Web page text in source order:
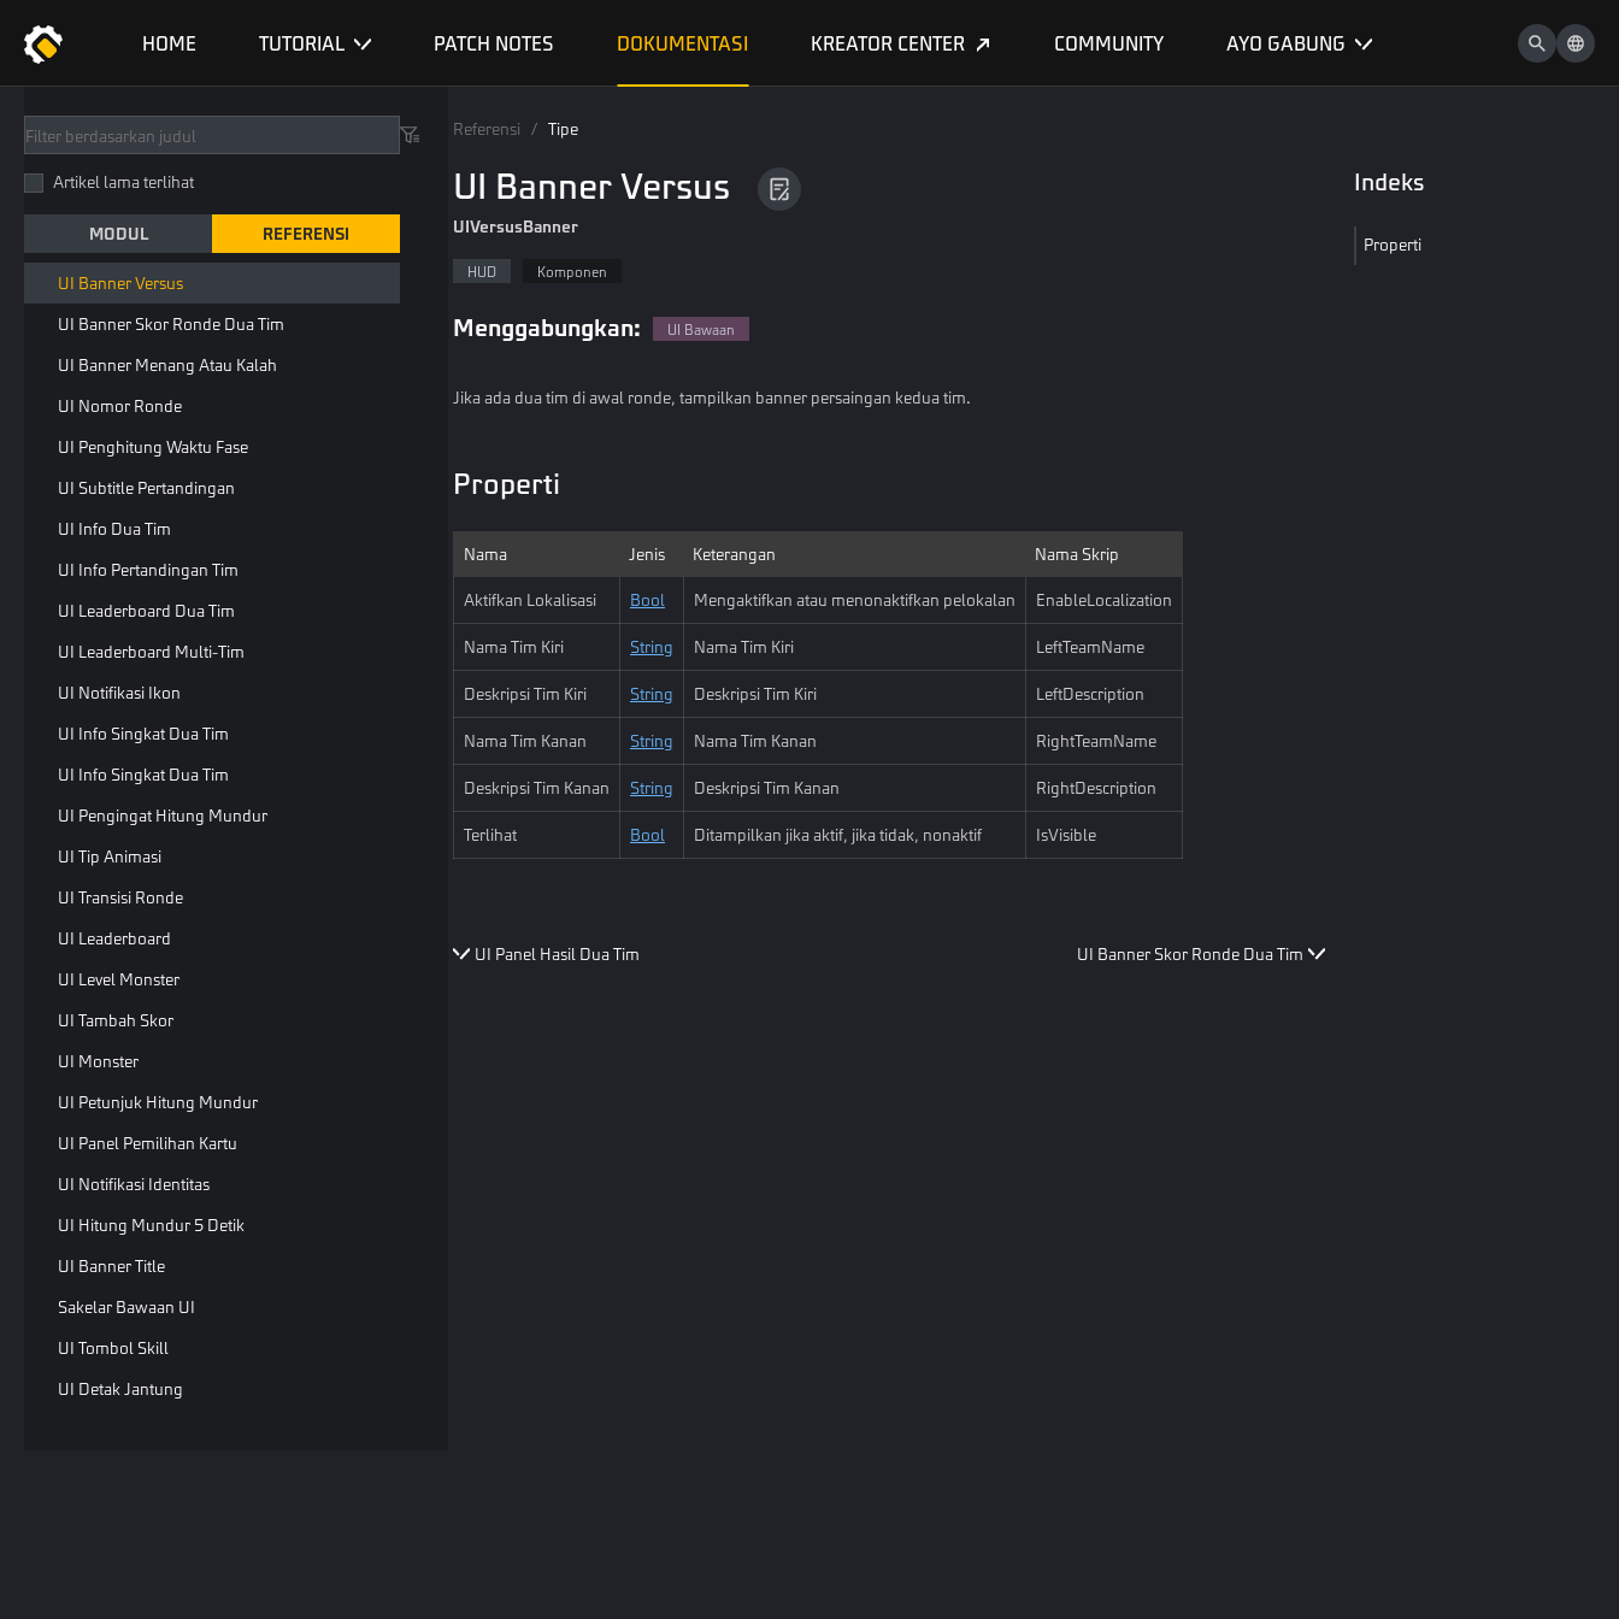
HOME TUTORIAL PATCH NOTES DOKUMENTASI KREATOR CENTER COMMUNITY AYO GABUNG
Artikel lama terlihat
MODUL REFERENSI
UI Banner Pembukaan
UI Banner Awal Ronde Sederhana
UI Banner Skor Ronde Tim
UI Panel Hasil Dua Tim
UI Banner Versus
UI Banner Skor Ronde Dua Tim
UI Banner Menang Atau Kalah
UI Nomor Ronde
UI Penghitung Waktu Fase
UI Subtitle Pertandingan
UI Info Dua Tim
UI Info Pertandingan Tim
UI Leaderboard Dua Tim
UI Leaderboard Multi-Tim
UI Notifikasi Ikon
UI Info Singkat Dua Tim
UI Info Singkat Dua Tim
UI Pengingat Hitung Mundur
UI Tip Animasi
UI Transisi Ronde
UI Leaderboard
UI Level Monster
UI Tambah Skor
UI Monster
UI Petunjuk Hitung Mundur
UI Panel Pemilihan Kartu
UI Notifikasi Identitas
UI Hitung Mundur 5 Detik
UI Banner Title
Sakelar Bawaan UI
UI Tombol Skill
UI Detak Jantung
Referensi / Tipe
UI Banner Versus
UIVersusBanner
HUD Komponen
Menggabungkan: UI Bawaan
Jika ada dua tim di awal ronde, tampilkan banner persaingan kedua tim.
Properti
Nama Jenis Keterangan Nama Skrip
Aktifkan Lokalisasi Bool Mengaktifkan atau menonaktifkan pelokalan EnableLocalization
Nama Tim Kiri String Nama Tim Kiri LeftTeamName
Deskripsi Tim Kiri String Deskripsi Tim Kiri LeftDescription
Nama Tim Kanan String Nama Tim Kanan RightTeamName
Deskripsi Tim Kanan String Deskripsi Tim Kanan RightDescription
Terlihat Bool Ditampilkan jika aktif, jika tidak, nonaktif IsVisible
UI Panel Hasil Dua Tim UI Banner Skor Ronde Dua Tim
Indeks
Properti